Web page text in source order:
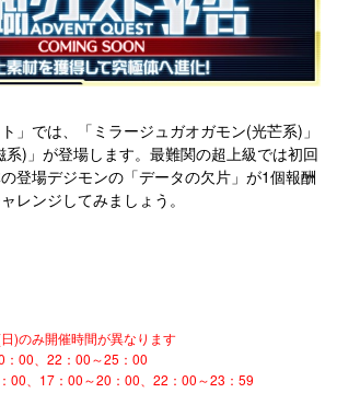
」では、「ミラージュガオガモン(光芒系)」
系)」が登場します。最難関の超上級では初回
登場デジモンの「データの欠片」が1個報酬
レンジしてみましょう。
)のみ開催時間が異なります
00、22：00～25：00
00、17：00～20：00、22：00～23：59